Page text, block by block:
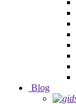
Blog